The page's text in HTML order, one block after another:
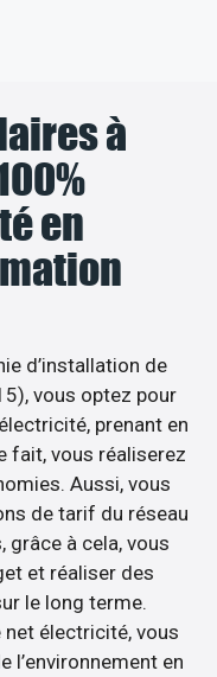
à
en
d’installation de
vous optez pour
prenant en
fait, vous réaliserez
Aussi, vous
de tarif du réseau
grâce à cela, vous
et réaliser des
le long terme.
électricité, vous
l’environnement en